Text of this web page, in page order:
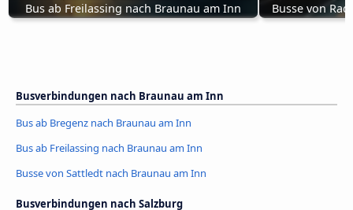
Bus ab Freilassing nach Braunau am Inn Busse von
Busverbindungen nach Braunau am Inn
Bus ab Bregenz nach Braunau am Inn
Bus ab Freilassing nach Braunau am Inn
Busse von Sattledt nach Braunau am Inn
Busverbindungen nach Salzburg